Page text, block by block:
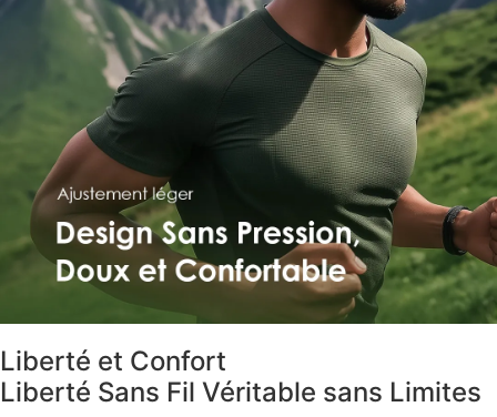
Liberté et Confort
Liberté Sans Fil Véritable sans Limites